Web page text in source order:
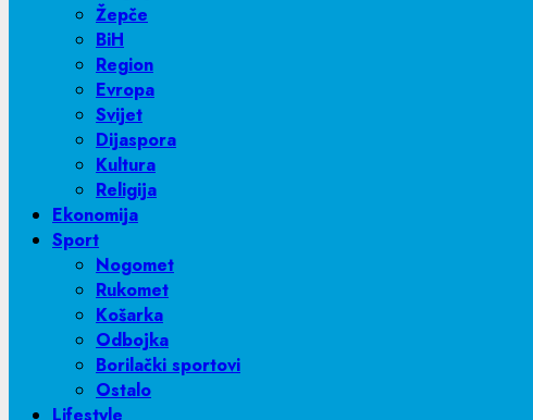
Žepče
BiH
Region
Evropa
Svijet
Dijaspora
Kultura
Religija
Ekonomija
Sport
Nogomet
Rukomet
Košarka
Odbojka
Borilački sportovi
Ostalo